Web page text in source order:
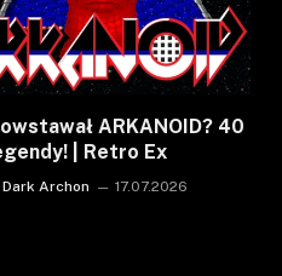
ARKANOID? 40
| Retro Ex
Dark Archon 17.07.2026